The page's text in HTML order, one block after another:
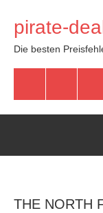
Inhalt
springen
pirate-
Die besten
THE NORTH